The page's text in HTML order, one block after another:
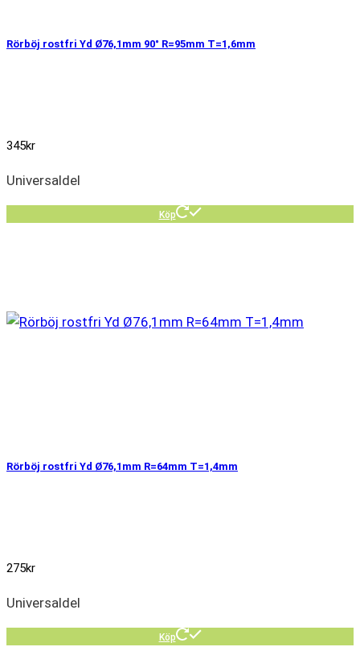
Rörböj rostfri Yd Ø76,1mm 90° R=95mm T=1,6mm
345kr
Universaldel
Köp
Rörböj rostfri Yd Ø76,1mm R=64mm T=1,4mm
275kr
Universaldel
Köp